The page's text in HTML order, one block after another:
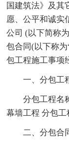
国建筑法》及其
愿、公平和诚实
公司 (以下简称
包合同(以下称
包工程施工事项
一、分包工
分包工程名
幕墙工程 分包工
二、分包合